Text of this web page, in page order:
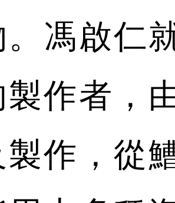
。馮啟仁
作者，
製作，從